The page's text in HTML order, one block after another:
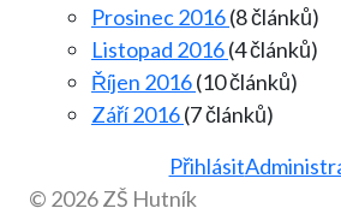
Prosinec 2016(8 článků)
Listopad 2016(4 článků)
Říjen 2016(10 článků)
Září 2016(7 článků)
Přihlásit
© 2026 ZŠ Hutník